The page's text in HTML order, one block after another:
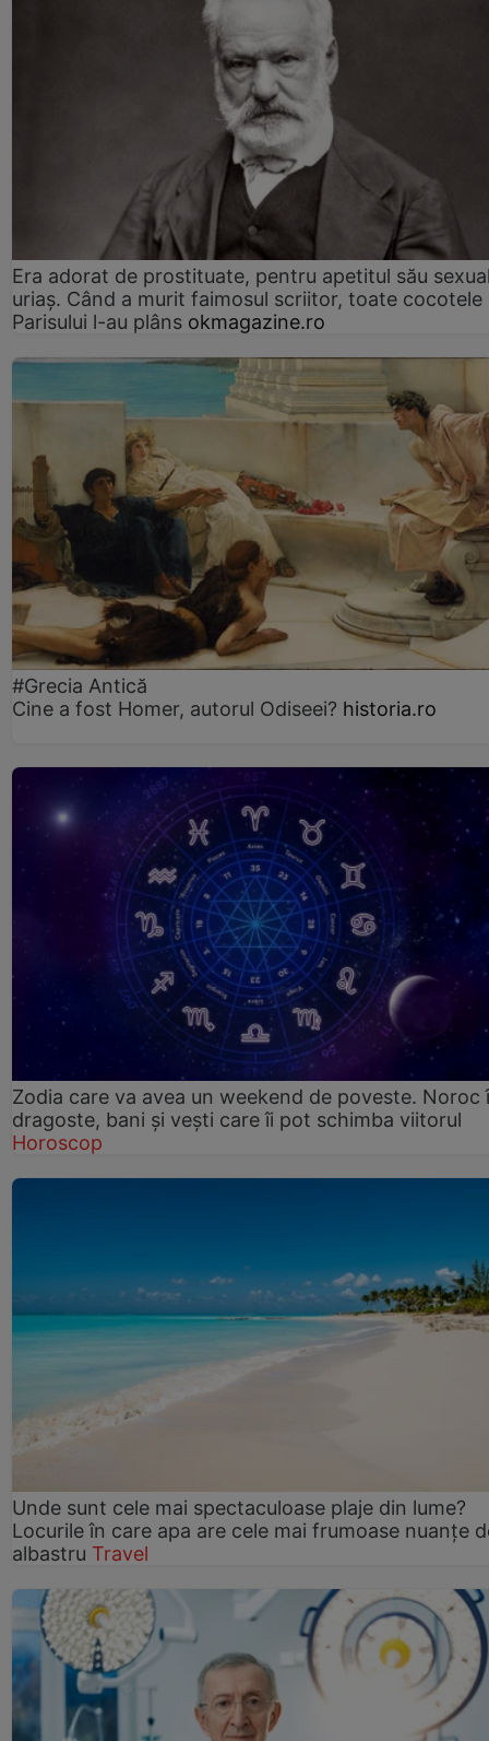
Era adorat de prostituate, pentru apetitul său
uriaș. Când a murit faimosul scriitor, toate cocotele
Parisului l-au plâns okmagazine.ro
#Grecia Antică
Cine a fost Homer, autorul Odiseei? historia.ro
Zodia care va avea un weekend de poveste. Noroc
dragoste, bani și vești care îi pot schimba viitorul
Horoscop
Unde sunt cele mai spectaculoase plaje din lume?
Locurile în care apa are cele mai frumoase nuanțe
albastru Travel